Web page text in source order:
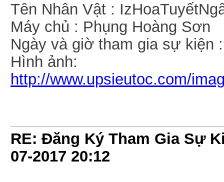
Tên Nhân Vật :
Máy chủ : Phụng Hoàng Sơn
Ngày và giờ tham gia sự kiện
Hình ảnh:
http://www.upsieutoc.com/
RE: Đăng Ký Tham Gia Sự
07-2017 20:12